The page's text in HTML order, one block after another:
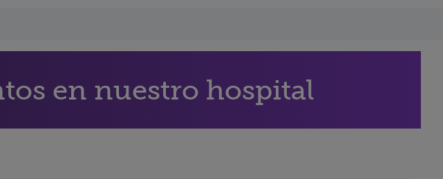
e
i
a
en nuestro hospital